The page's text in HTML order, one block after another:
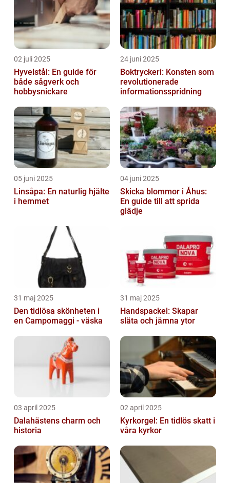
02 juli 2025
Hyvelstål: En guide för
både sågverk och
hobbysnickare
24 juni 2025
Boktryckeri: Konsten som
revolutionerade
informationsspridning
05 juni 2025
Linsåpa: En naturlig hjälte
i hemmet
04 juni 2025
Skicka blommor i Åhus:
En guide till att sprida
glädje
31 maj 2025
Den tidlösa skönheten i
en Campomaggi - väska
31 maj 2025
Handspackel: Skapar
släta och jämna ytor
03 april 2025
Dalahästens charm och
historia
02 april 2025
Kyrkorgel: En tidlös skatt i
våra kyrkor